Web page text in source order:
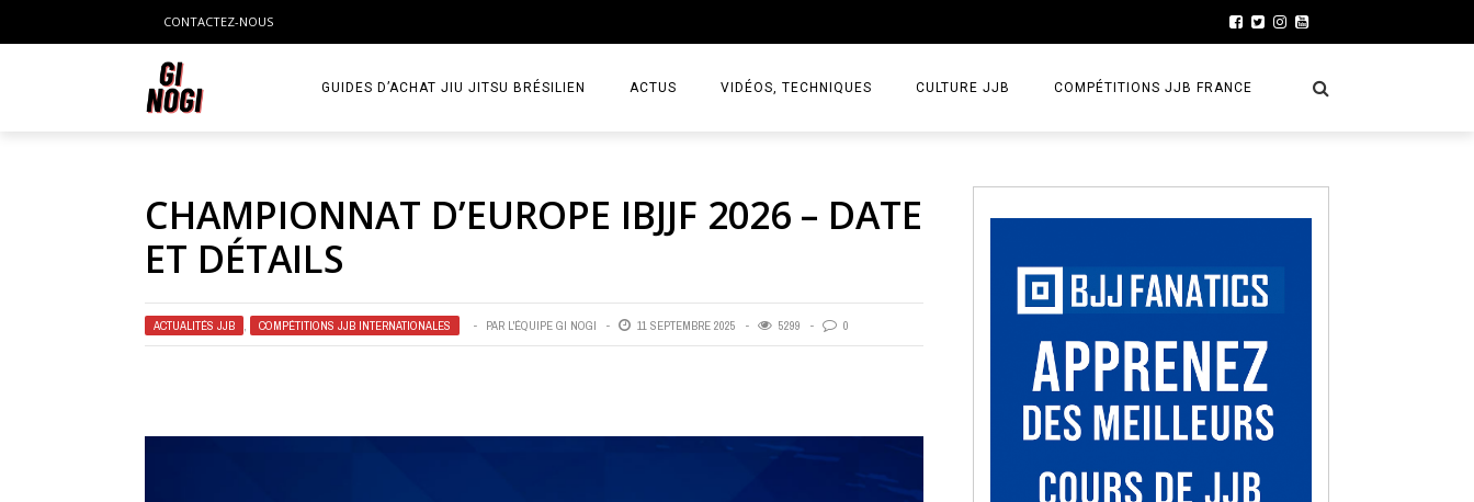
CONTACTEZ-NOUS
GUIDES D’ACHAT JIU JITSU BRÉSILIEN ACTUS VIDÉOS, TECHNIQUES CULTURE JJB COMPÉTITIONS JJB FRANCE
CHAMPIONNAT D’EUROPE IBJJF 2026 – DATE
ET DÉTAILS
ACTUALITÉS JJB , COMPÉTITIONS JJB INTERNATIONALES PAR L'ÉQUIPE GI NOGI 11 SEPTEMBRE 2025 5299 0